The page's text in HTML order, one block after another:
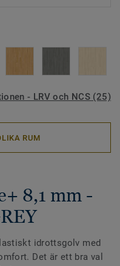
- LRV och NCS (25)
RUM
8,1 mm -
idrottsgolv med
Det är ett bra val